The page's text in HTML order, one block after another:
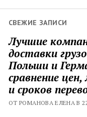
СВЕЖИЕ ЗАПИСИ
Лучшие
доставки
Польши и
сравнение
и сроков
ОТ РОМАНОВА ЕЛЕНА В